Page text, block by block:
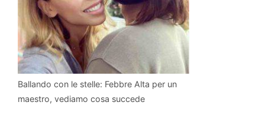
Ballando con le stelle: Febbre Alta per un
maestro, vediamo cosa succede